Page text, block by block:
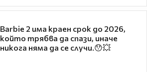
Barbie 2 има краен срок до 2026,
който трябва да спази, иначе
никога няма да се случи.😯💥